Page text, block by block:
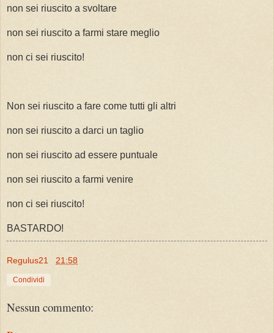
non sei riuscito a svoltare
non sei riuscito a farmi stare meglio
non ci sei riuscito!
Non sei riuscito a fare come tutti gli altri
non sei riuscito a darci un taglio
non sei riuscito ad essere puntuale
non sei riuscito a farmi venire
non ci sei riuscito!
BASTARDO!
Regulus21 21:58
Condividi
Nessun commento: